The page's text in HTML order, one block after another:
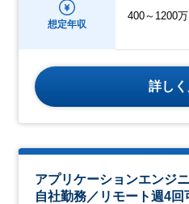
想定年収
400～1200万
詳し
アプリケーションエンジ
自社勤務／リモート週4回